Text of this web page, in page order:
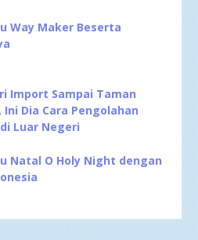
Way Maker Beserta
Import Sampai Taman
Ini Dia Cara Pengolahan
Luar Negeri
Natal O Holy Night dengan